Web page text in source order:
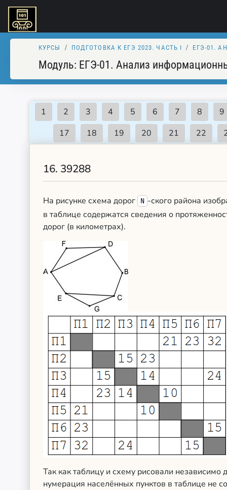
КУРСЫ ПОДГОТОВКА К ЕГЭ 2023. ЧАСТЬ I ЕГЭ-01.
Модуль: ЕГЭ-01. Анализ
16. 39288
На рисунке схема дорог N -ского района
в таблице содержатся сведения о
дорог (в километрах).
Так как таблицу и схему рисовали независимо
нумерация населённых пунктов в таблице не